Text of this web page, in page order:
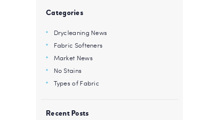
Categories
Drycleaning News
Fabric Softeners
Market News
No Stains
Types of Fabric
Recent Posts